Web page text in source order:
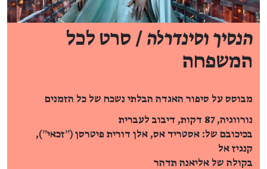
הנסיך וסינדרלה / סרט לכל
המשפחה
מבוסס על סיפור האגדה הבלתי נשכח של כל הזמנים
נורווגיה, 87 דקות, דיבוב לעברית
בכיכובם של: אסטריד אס, אלן דורית פיטרסן (״זכאי״),
קנגיז אל
בקולה של אליאנה תדהר